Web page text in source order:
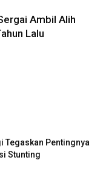
Ambil Alih
Lalu
Tegaskan Pentingnya
Stunting